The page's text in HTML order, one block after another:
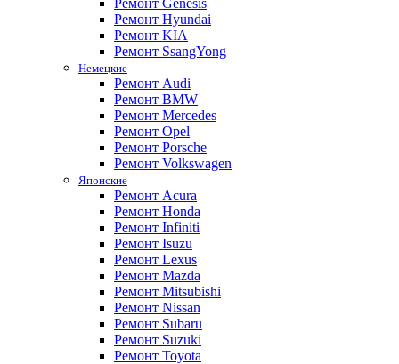
Ремонт Genesis
Ремонт Hyundai
Ремонт KIA
Ремонт SsangYong
Немецкие
Ремонт Audi
Ремонт BMW
Ремонт Mercedes
Ремонт Opel
Ремонт Porsche
Ремонт Volkswagen
Японские
Ремонт Acura
Ремонт Honda
Ремонт Infiniti
Ремонт Isuzu
Ремонт Lexus
Ремонт Mazda
Ремонт Mitsubishi
Ремонт Nissan
Ремонт Subaru
Ремонт Suzuki
Ремонт Toyota